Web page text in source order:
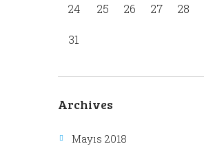
24 25 26 27 28
31
Archives
Mayıs 2018